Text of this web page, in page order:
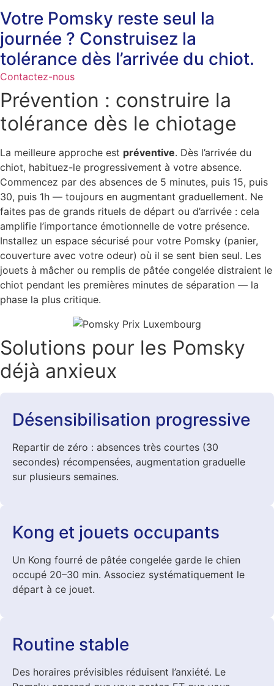
Votre Pomsky reste seul la
journée ? Construisez la
tolérance dès l’arrivée du chiot.
Contactez-nous
Prévention : construire la
tolérance dès le chiotage
La meilleure approche est préventive. Dès l’arrivée du
chiot, habituez-le progressivement à votre absence.
Commencez par des absences de 5 minutes, puis 15, puis
30, puis 1h — toujours en augmentant graduellement. Ne
faites pas de grands rituels de départ ou d’arrivée : cela
amplifie l’importance émotionnelle de votre présence.
Installez un espace sécurisé pour votre Pomsky (panier,
couverture avec votre odeur) où il se sent bien seul. Les
jouets à mâcher ou remplis de pâtée congelée distraient le
chiot pendant les premières minutes de séparation — la
phase la plus critique.
Solutions pour les Pomsky
déjà anxieux
Désensibilisation progressive
Repartir de zéro : absences très courtes (30
secondes) récompensées, augmentation graduelle
sur plusieurs semaines.
Kong et jouets occupants
Un Kong fourré de pâtée congelée garde le chien
occupé 20–30 min. Associez systématiquement le
départ à ce jouet.
Routine stable
Des horaires prévisibles réduisent l’anxiété. Le